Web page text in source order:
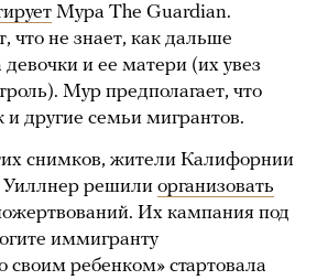
Мура The Guardian.
что не знает, как дальше
и ее матери (их увез
Мур предполагает, что
и другие семьи мигрантов.
снимков, жители Калифорнии
решили организовать
Их кампания под
иммигранту
своим ребенком» стартовала